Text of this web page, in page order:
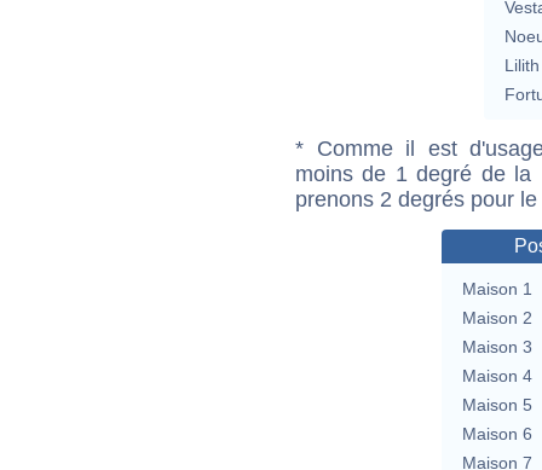
Lilith
* Comme il est
moins de 1 degré de la
prenons 2 degrés pour
Maison 1
Maison 2
Maison 3
Maison 4
Maison 5
Maison 6
Maison 7